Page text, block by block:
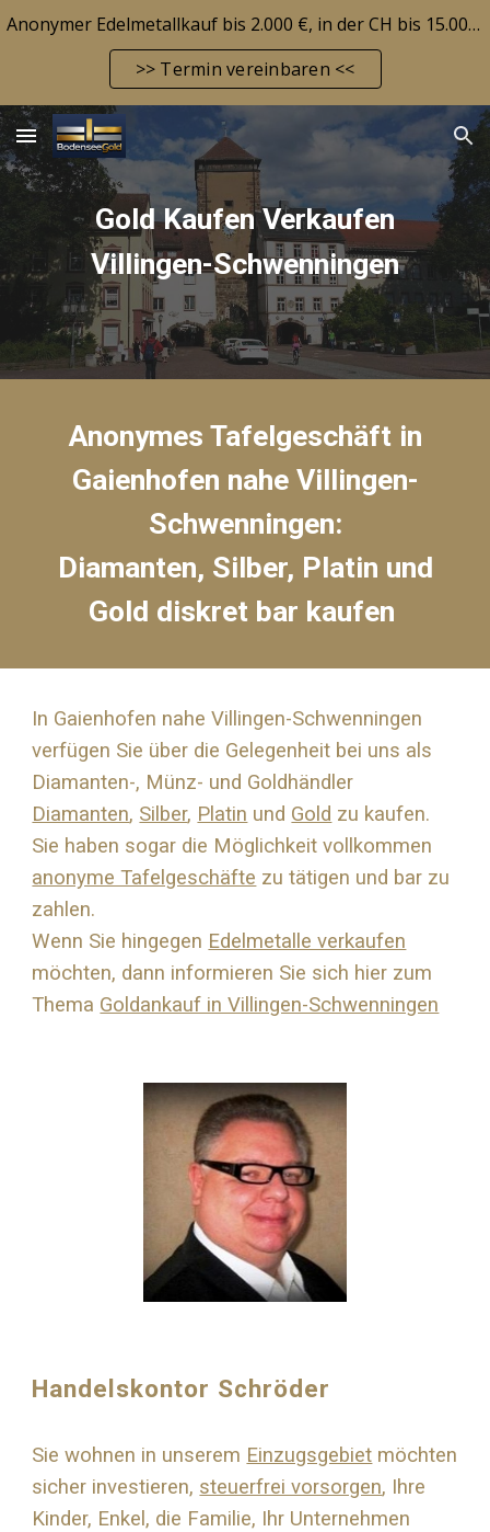
Skip to main content
Anonymer Edelmetallkauf bis 2.000 €, in der CH bis 15.000 CHF! Edelmetallbarrendepot möglich! Aktuelle Marktlage siehe FAQ-Seite!
>> Termin vereinbaren <<
Gold Kaufen Verkaufen
Villingen-Schwenningen
Anonymes Tafelgeschäft in
Gaienhofen nahe Villingen-
Schwenningen:
Diamanten, Silber, Platin und
Gold diskret bar kaufen
In Gaienhofen nahe Villingen-Schwenningen
verfügen Sie über die Gelegenheit bei uns als
Diamanten-, Münz- und Goldhändler
Diamanten, Silber, Platin und Gold zu kaufen.
Sie haben sogar die Möglichkeit vollkommen
anonyme Tafelgeschäfte zu tätigen und bar zu
zahlen.
Wenn Sie hingegen Edelmetalle verkaufen
möchten, dann informieren Sie sich hier zum
Thema Goldankauf in Villingen-Schwenningen
Handelskontor Schröder
Sie wohnen in unserem Einzugsgebiet möchten
sicher investieren, steuerfrei vorsorgen, Ihre
Kinder, Enkel, die Familie, Ihr Unternehmen